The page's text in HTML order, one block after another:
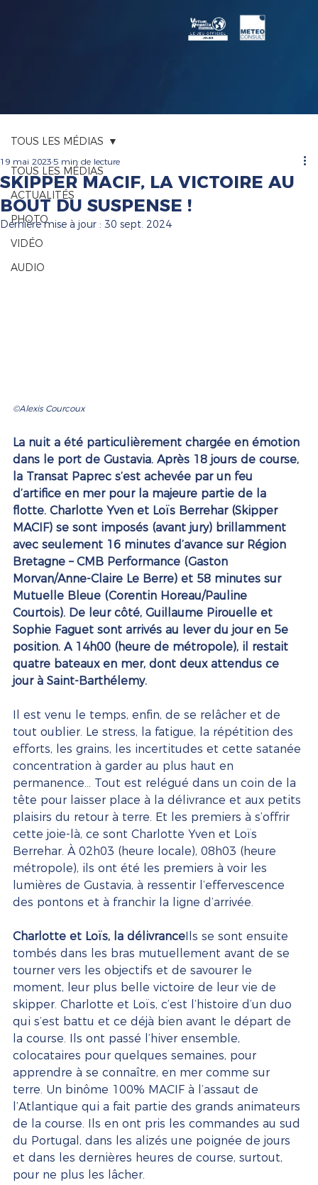
TOUS LES MÉDIAS
ACTUALITÉS
PHOTO
VIDÉO
AUDIO
TOUS LES MÉDIAS
SKIPPER MACIF, LA VICTOIRE AU
BOUT DU SUSPENSE !
19 mai 2023 5 min de lecture
Dernière mise à jour : 30 sept. 2024
©Alexis Courcoux
La nuit a été particulièrement chargée en émotion
dans le port de Gustavia. Après 18 jours de course,
la Transat Paprec s’est achevée par un feu
d’artifice en mer pour la majeure partie de la
flotte. Charlotte Yven et Loïs Berrehar (Skipper
MACIF) se sont imposés (avant jury) brillamment
avec seulement 16 minutes d’avance sur Région
Bretagne – CMB Performance (Gaston
Morvan/Anne-Claire Le Berre) et 58 minutes sur
Mutuelle Bleue (Corentin Horeau/Pauline
Courtois). De leur côté, Guillaume Pirouelle et
Sophie Faguet sont arrivés au lever du jour en 5e
position. A 14h00 (heure de métropole), il restait
quatre bateaux en mer, dont deux attendus ce
jour à Saint-Barthélemy.
Il est venu le temps, enfin, de se relâcher et de
tout oublier. Le stress, la fatigue, la répétition des
efforts, les grains, les incertitudes et cette satanée
concentration à garder au plus haut en
permanence... Tout est relégué dans un coin de la
tête pour laisser place à la délivrance et aux petits
plaisirs du retour à terre. Et les premiers à s’offrir
cette joie-là, ce sont Charlotte Yven et Loïs
Berrehar. À 02h03 (heure locale), 08h03 (heure
métropole), ils ont été les premiers à voir les
lumières de Gustavia, à ressentir l’effervescence
des pontons et à franchir la ligne d’arrivée.
Charlotte et Loïs, la délivranceIls se sont ensuite
tombés dans les bras mutuellement avant de se
tourner vers les objectifs et de savourer le
moment, leur plus belle victoire de leur vie de
skipper. Charlotte et Loïs, c’est l’histoire d’un duo
qui s’est battu et ce déjà bien avant le départ de
la course. Ils ont passé l’hiver ensemble,
colocataires pour quelques semaines, pour
apprendre à se connaître, en mer comme sur
terre. Un binôme 100% MACIF à l’assaut de
l’Atlantique qui a fait partie des grands animateurs
de la course. Ils en ont pris les commandes au sud
du Portugal, dans les alizés une poignée de jours
et dans les dernières heures de course, surtout,
pour ne plus les lâcher.